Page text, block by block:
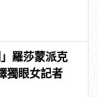
羅莎蒙派克
獨眼女記者